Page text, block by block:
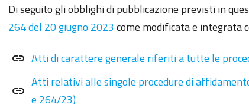
Di seguito gli obblighi di pubblicazione previsti in
264 del 20 giugno 2023 come modificata e integrata
link Atti di carattere generale riferiti a tutte le
link
Atti relativi alle singole procedure di
e 264/23)